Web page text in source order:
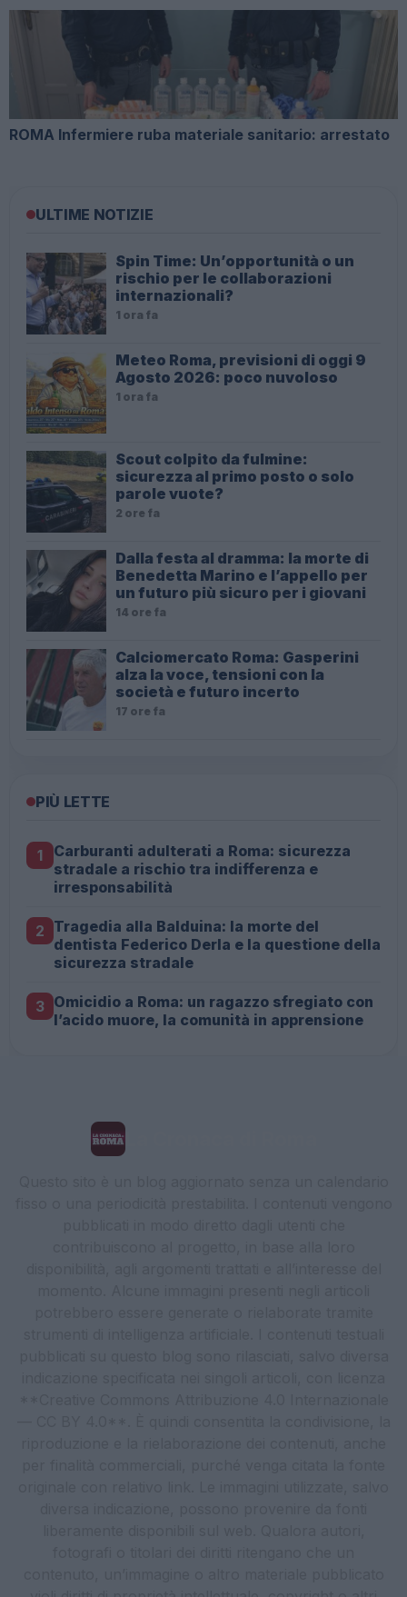
ROMA Infermiere ruba materiale sanitario: arrestato
ULTIME NOTIZIE
Spin Time: Un’opportunità o un
rischio per le collaborazioni
internazionali?
1 ora fa
Meteo Roma, previsioni di oggi 9
Agosto 2026: poco nuvoloso
1 ora fa
Scout colpito da fulmine:
sicurezza al primo posto o solo
parole vuote?
2 ore fa
Dalla festa al dramma: la morte di
Benedetta Marino e l’appello per
un futuro più sicuro per i giovani
14 ore fa
Calciomercato Roma: Gasperini
alza la voce, tensioni con la
società e futuro incerto
17 ore fa
PIÙ LETTE
1
Carburanti adulterati a Roma: sicurezza
stradale a rischio tra indifferenza e
irresponsabilità
2 Tragedia alla Balduina: la morte del
dentista Federico Derla e la questione della
sicurezza stradale
3 Omicidio a Roma: un ragazzo sfregiato con
l’acido muore, la comunità in apprensione